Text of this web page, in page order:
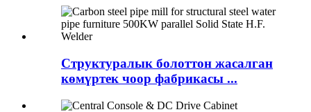
Структуралык болоттон жасалган
көмүртек чоор фабрикасы ...